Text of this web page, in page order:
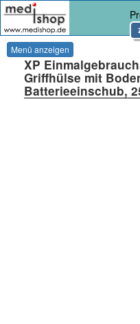
Menü anzeigen
XP
Griffhülse mit
Batterieeinschub,